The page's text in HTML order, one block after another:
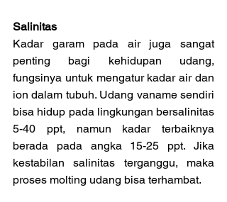
Salinitas
Kadar garam pada air juga sangat
penting bagi kehidupan udang,
fungsinya untuk mengatur kadar air dan
ion dalam tubuh. Udang vaname sendiri
bisa hidup pada lingkungan bersalinitas
5-40 ppt, namun kadar terbaiknya
berada pada angka 15-25 ppt. Jika
kestabilan salinitas terganggu, maka
proses molting udang bisa terhambat.